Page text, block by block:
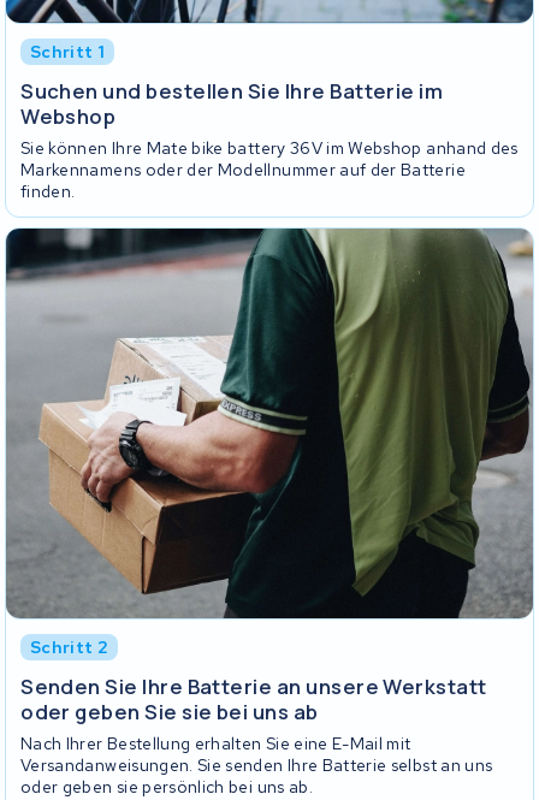
Schritt 1
Suchen und bestellen Sie Ihre Batterie im
Webshop
Sie können Ihre Mate bike battery 36V im Webshop anhand des
Markennamens oder der Modellnummer auf der Batterie
finden.
Schritt 2
Senden Sie Ihre Batterie an unsere Werkstatt
oder geben Sie sie bei uns ab
Nach Ihrer Bestellung erhalten Sie eine E-Mail mit
Versandanweisungen. Sie senden Ihre Batterie selbst an uns
oder geben sie persönlich bei uns ab.